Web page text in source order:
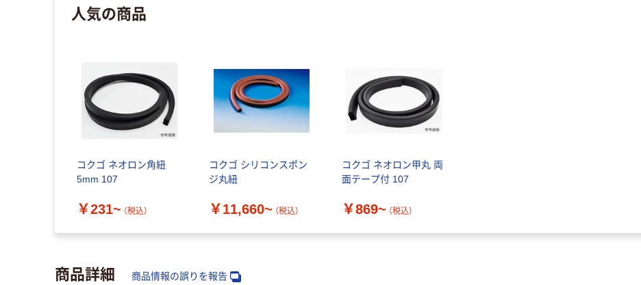
人気の商品
コクゴ ネオロン角紐
5mm 107
￥231~ （税込）
コクゴ シリコンスポン
ジ丸紐
￥11,660~ （税込）
コクゴ ネオロン甲丸 両
面テープ付 107
￥869~ （税込）
商品詳細 商品情報の誤りを報告